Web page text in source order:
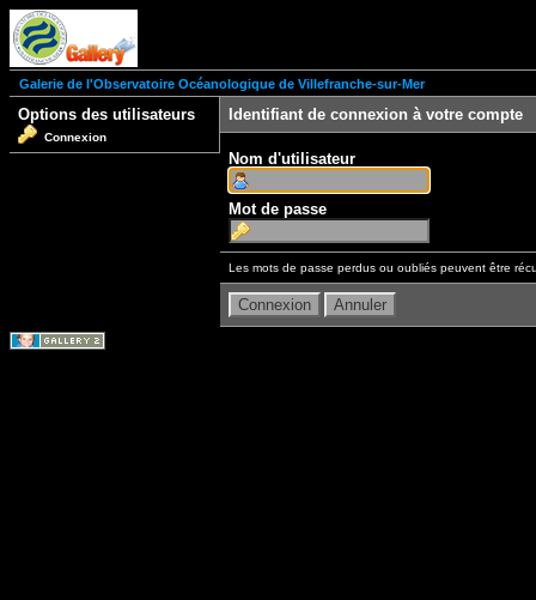
Galerie de l'Observatoire Océanologique de Villefranche-sur-Mer
Options des utilisateurs
Connexion
Identifiant de connexion à votre compte
Nom d'utilisateur
Mot de passe
Les mots de passe perdus ou oubliés peuvent être